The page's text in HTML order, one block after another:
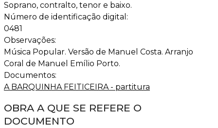
Soprano, contralto, tenor e baixo.
Número de identificação digital:
0481
Observações:
Música Popular. Versão de Manuel Costa. Arranjo
Coral de Manuel Emílio Porto.
Documentos:
A BARQUINHA FEITICEIRA - partitura
OBRA A QUE SE REFERE O
DOCUMENTO